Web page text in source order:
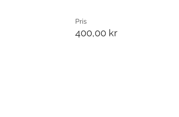
Pris
400,00 kr